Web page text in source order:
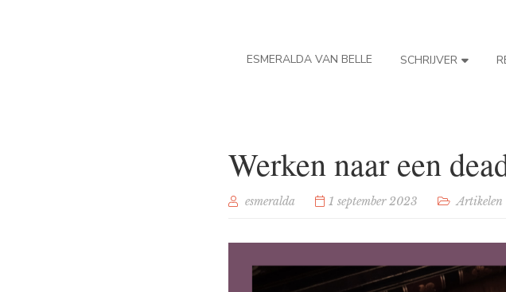
ESMERALDA VAN BELLE SCHRIJVER
Werken naar een
esmeralda 1 september 2023 Artikelen